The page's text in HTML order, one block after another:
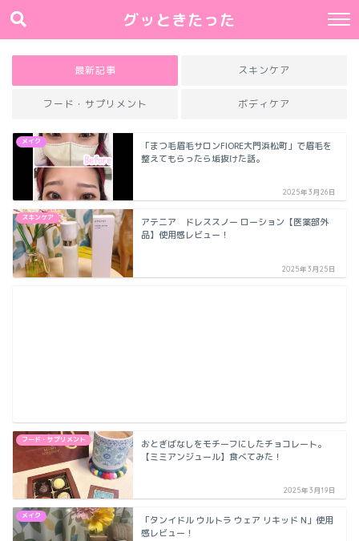
グッときたった
最新記事 スキンケア
フード・サプリメント ボディケア
メイク
「まつ毛眉毛サロンFIORE大門浜松町」で眉毛を
整えてもらったら垢抜けた話。
2025年3月26日
スキンケア
アテニア ドレススノー ローション【医薬部外
品】使用感レビュー！
2025年3月25日
フード・サプリメント
おとぎばなしをモチーフにしたチョコレート。
【ミミアンジュール】食べてみた！
2025年3月19日
メイク
「タンイドル ウルトラ ウェア リキッド N」使用
感レビュー！